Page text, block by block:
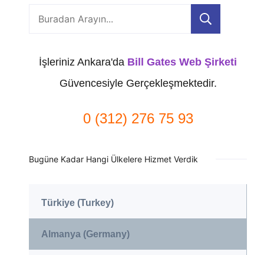
İşleriniz Ankara'da Bill Gates Web Şirketi
Güvencesiyle Gerçekleşmektedir.
0 (312) 276 75 93
Bugüne Kadar Hangi Ülkelere Hizmet Verdik
Türkiye (Turkey)
Almanya (Germany)